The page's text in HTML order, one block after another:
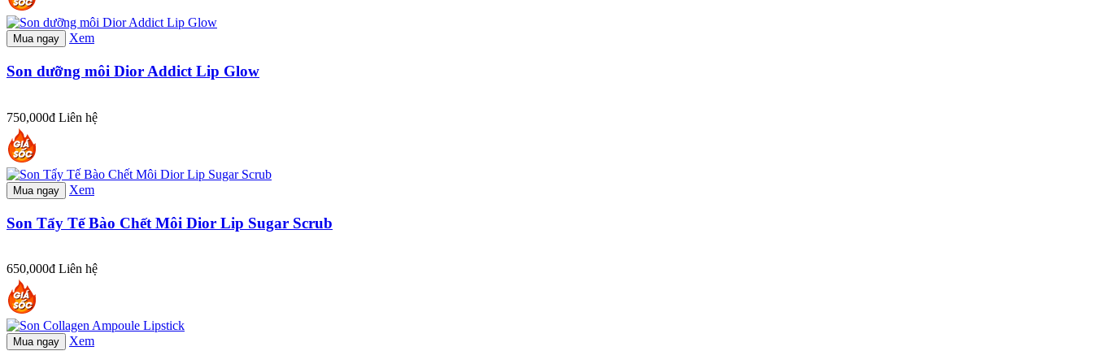
Mua ngay Xem
Son dưỡng môi Dior Addict Lip Glow
750,000đ Liên hệ
Mua ngay Xem
Son Tẩy Tế Bào Chết Môi Dior Lip Sugar Scrub
650,000đ Liên hệ
Mua ngay Xem